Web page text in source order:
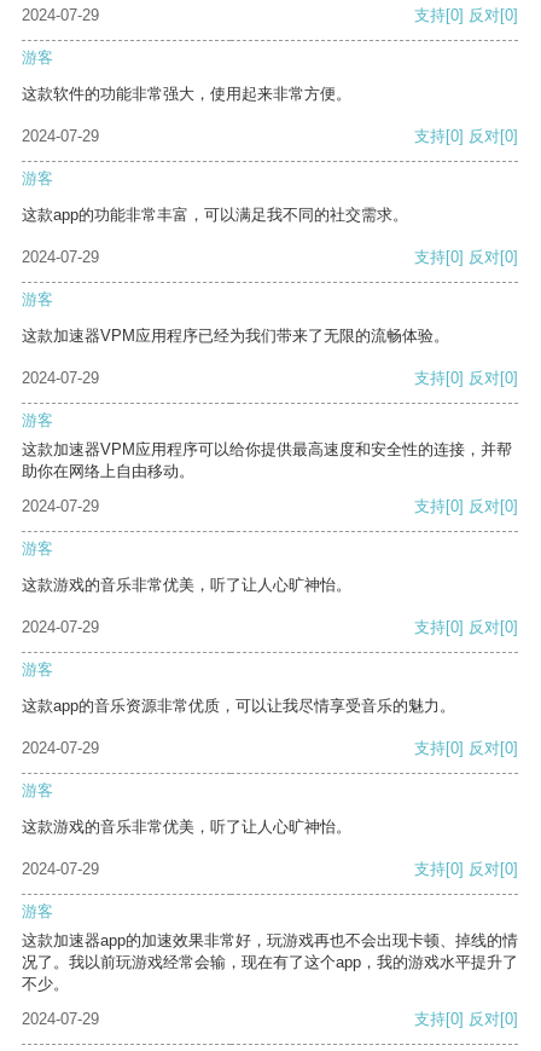
2024-07-29 支持[0] 反对[0]
游客
这款软件的功能非常强大，使用起来非常方便。
2024-07-29 支持[0] 反对[0]
游客
这款app的功能非常丰富，可以满足我不同的社交需求。
2024-07-29 支持[0] 反对[0]
游客
这款加速器VPM应用程序已经为我们带来了无限的流畅体验。
2024-07-29 支持[0] 反对[0]
游客
这款加速器VPM应用程序可以给你提供最高速度和安全性的连接，并帮
助你在网络上自由移动。
2024-07-29
支持[0] 反对[0]
游客
这款游戏的音乐非常优美，听了让人心旷神怡。
2024-07-29 支持[0] 反对[0]
游客
这款app的音乐资源非常优质，可以让我尽情享受音乐的魅力。
2024-07-29 支持[0] 反对[0]
游客
这款游戏的音乐非常优美，听了让人心旷神怡。
2024-07-29 支持[0] 反对[0]
游客
这款加速器app的加速效果非常好，玩游戏再也不会出现卡顿、掉线的情
况了。我以前玩游戏经常会输，现在有了这个app，我的游戏水平提升了
不少。
2024-07-29
支持[0] 反对[0]